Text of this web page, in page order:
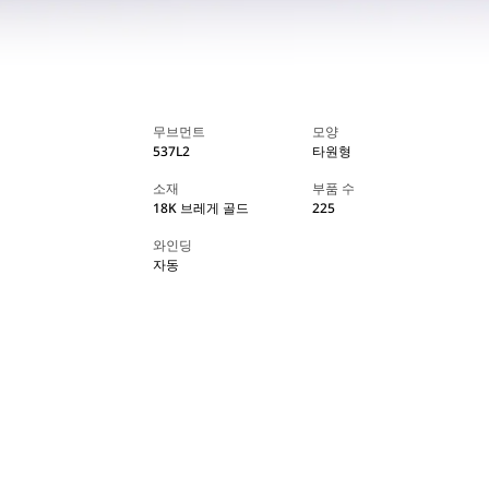
무브먼트
537L2
모양
타원형
소재
18K 브레게 골드
부품 수
225
와인딩
자동